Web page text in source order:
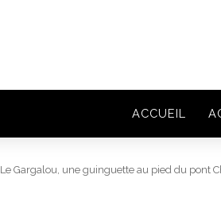
ACCUEIL
Le Gargalou, une guinguette au pied du pont